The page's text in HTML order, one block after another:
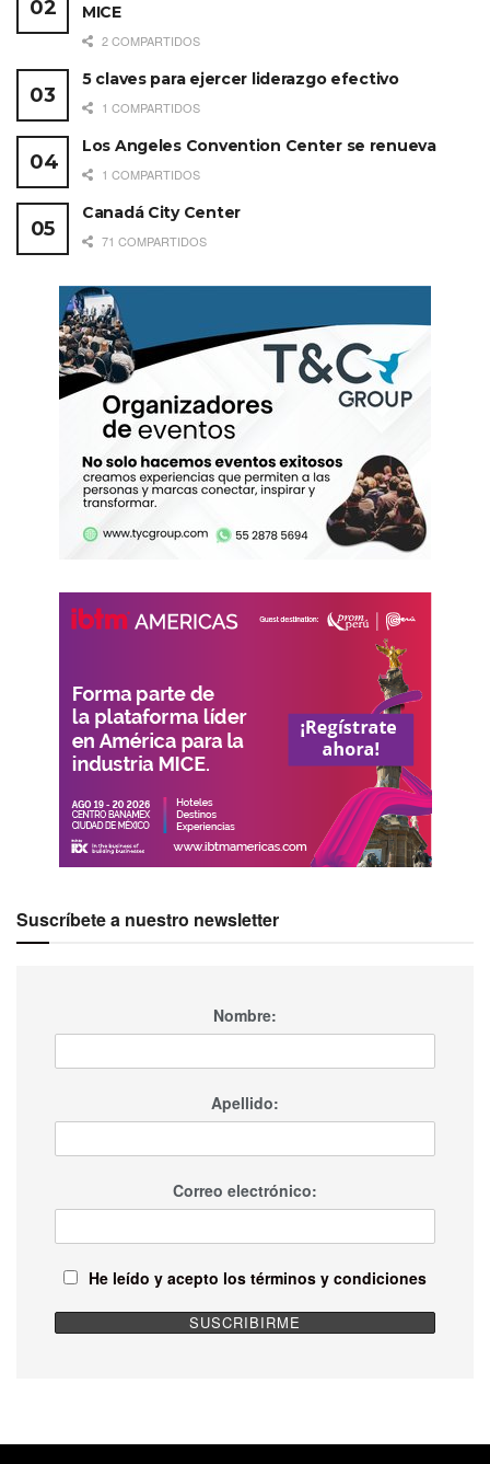
MICE
2 COMPARTIDOS
5 claves para ejercer liderazgo efectivo
1 COMPARTIDOS
Los Angeles Convention Center se renueva
1 COMPARTIDOS
Canadá City Center
71 COMPARTIDOS
Suscríbete a nuestro newsletter
Nombre:
Apellido:
Correo electrónico:
He leído y acepto los términos y condiciones